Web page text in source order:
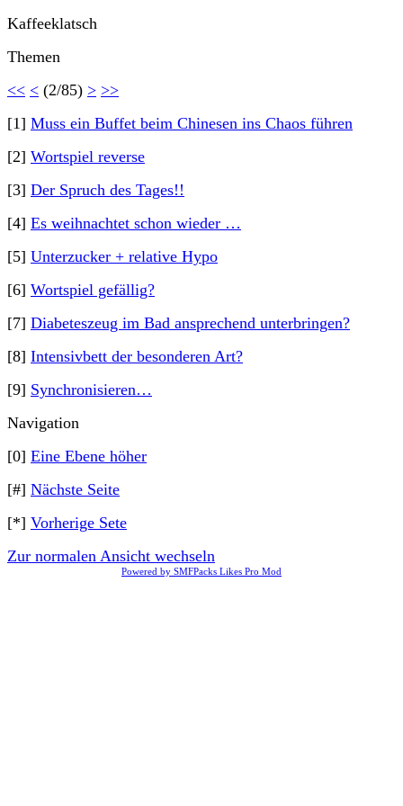
Kaffeeklatsch
Themen
<< < (2/85) > >>
[1] Muss ein Buffet beim Chinesen ins Chaos führen
[2] Wortspiel reverse
[3] Der Spruch des Tages!!
[4] Es weihnachtet schon wieder …
[5] Unterzucker + relative Hypo
[6] Wortspiel gefällig?
[7] Diabeteszeug im Bad ansprechend unterbringen?
[8] Intensivbett der besonderen Art?
[9] Synchronisieren…
Navigation
[0] Eine Ebene höher
[#] Nächste Seite
[*] Vorherige Sete
Zur normalen Ansicht wechseln
Powered by SMFPacks Likes Pro Mod